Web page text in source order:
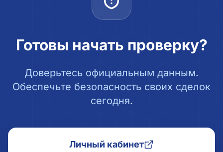
Готовы начать проверку?
Доверьтесь официальным данным.
Обеспечьте безопасность своих сделок
сегодня.
Личный кабинет